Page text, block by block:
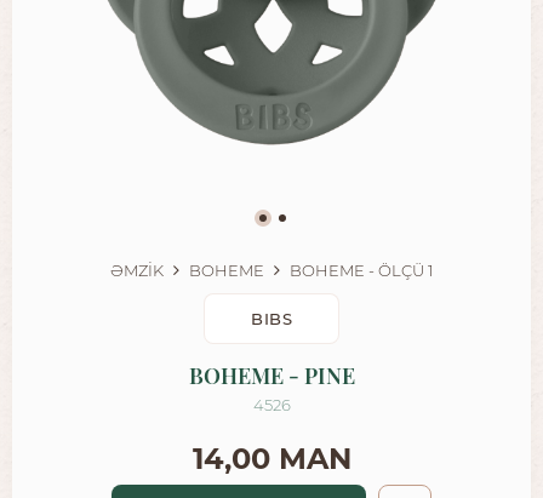
ƏMZİK BOHEME BOHEME - ÖLÇÜ 1
BIBS
BOHEME - PINE
4526
14,00 MAN